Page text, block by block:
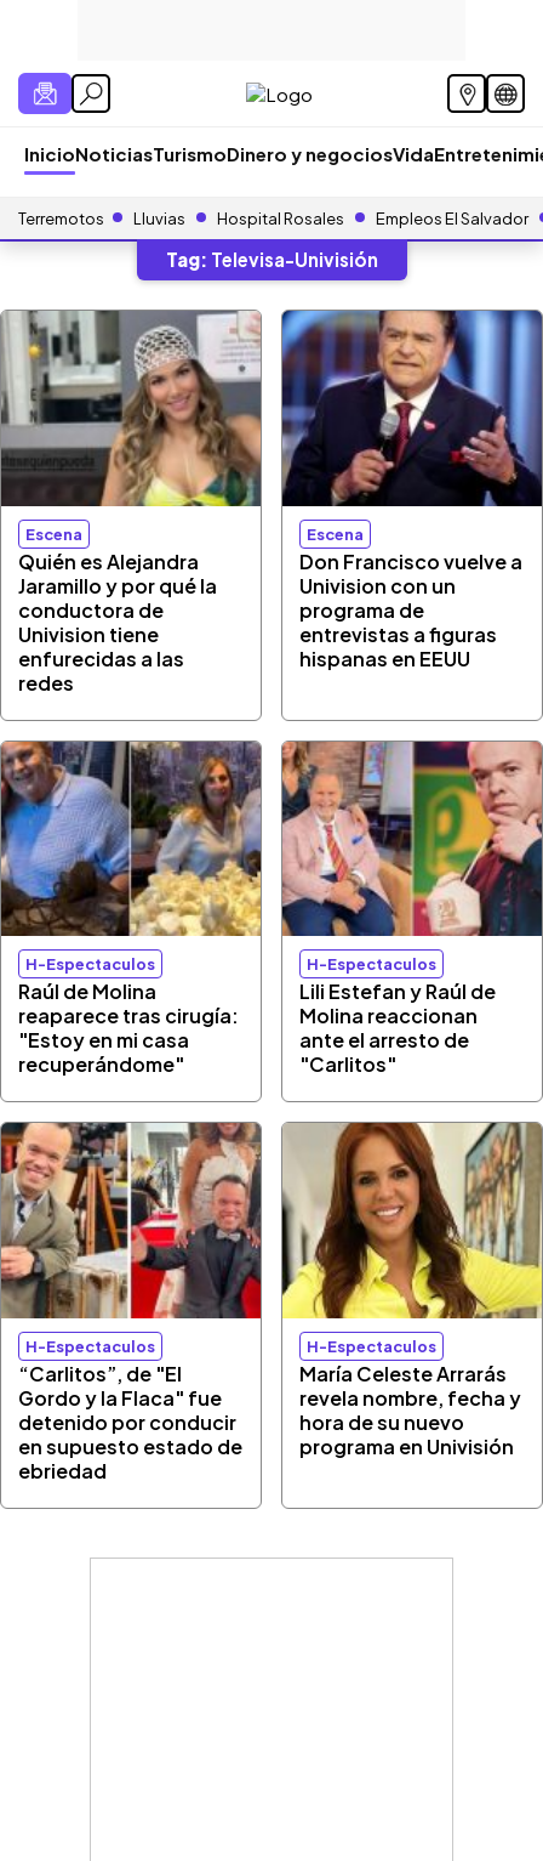
InicioNoticiasTurismoDinero y negociosVida
Terremotos Lluvias Hospital Rosales Empleos El Salvador
Tag: Televisa-Univisión
Escena
Quién es Alejandra
Jaramillo y por qué la
conductora de
Univision tiene
enfurecidas a las
redes
Escena
Don Francisco vuelve a
Univision con un
programa de
entrevistas a figuras
hispanas en EEUU
H-Espectaculos
Raúl de Molina
reaparece tras cirugía:
"Estoy en mi casa
recuperándome"
H-Espectaculos
Lili Estefan y Raúl de
Molina reaccionan
ante el arresto de
"Carlitos"
H-Espectaculos
“Carlitos”, de "El
Gordo y la Flaca" fue
detenido por conducir
en supuesto estado de
ebriedad
H-Espectaculos
María Celeste Arrarás
revela nombre, fecha y
hora de su nuevo
programa en Univisión